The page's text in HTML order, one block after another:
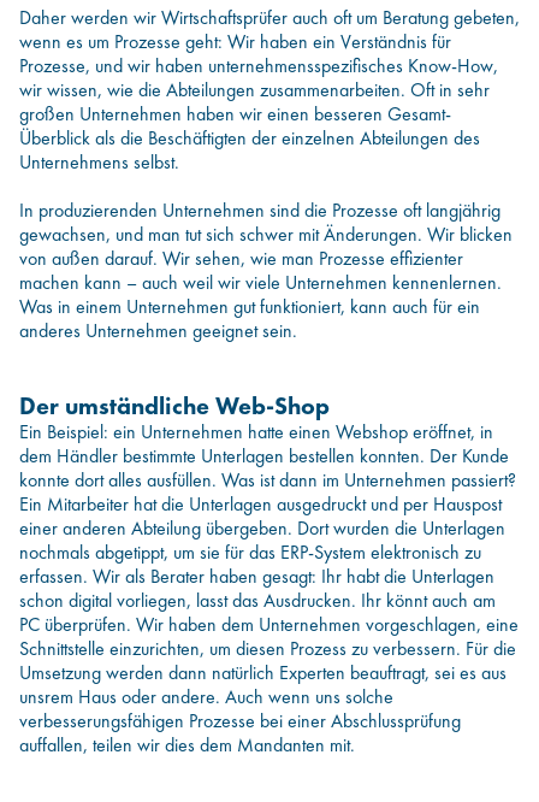
Daher werden wir Wirtschaftsprüfer auch oft um Beratung gebeten,
wenn es um Prozesse geht: Wir haben ein Verständnis für
Prozesse, und wir haben unternehmensspezifisches Know-How,
wir wissen, wie die Abteilungen zusammenarbeiten. Oft in sehr
großen Unternehmen haben wir einen besseren Gesamt-
Überblick als die Beschäftigten der einzelnen Abteilungen des
Unternehmens selbst.
In produzierenden Unternehmen sind die Prozesse oft langjährig
gewachsen, und man tut sich schwer mit Änderungen. Wir blicken
von außen darauf. Wir sehen, wie man Prozesse effizienter
machen kann – auch weil wir viele Unternehmen kennenlernen.
Was in einem Unternehmen gut funktioniert, kann auch für ein
anderes Unternehmen geeignet sein.
Der umständliche Web-Shop
Ein Beispiel: ein Unternehmen hatte einen Webshop eröffnet, in
dem Händler bestimmte Unterlagen bestellen konnten. Der Kunde
konnte dort alles ausfüllen. Was ist dann im Unternehmen passiert?
Ein Mitarbeiter hat die Unterlagen ausgedruckt und per Hauspost
einer anderen Abteilung übergeben. Dort wurden die Unterlagen
nochmals abgetippt, um sie für das ERP-System elektronisch zu
erfassen. Wir als Berater haben gesagt: Ihr habt die Unterlagen
schon digital vorliegen, lasst das Ausdrucken. Ihr könnt auch am
PC überprüfen. Wir haben dem Unternehmen vorgeschlagen, eine
Schnittstelle einzurichten, um diesen Prozess zu verbessern. Für die
Umsetzung werden dann natürlich Experten beauftragt, sei es aus
unsrem Haus oder andere. Auch wenn uns solche
verbesserungsfähigen Prozesse bei einer Abschlussprüfung
auffallen, teilen wir dies dem Mandanten mit.